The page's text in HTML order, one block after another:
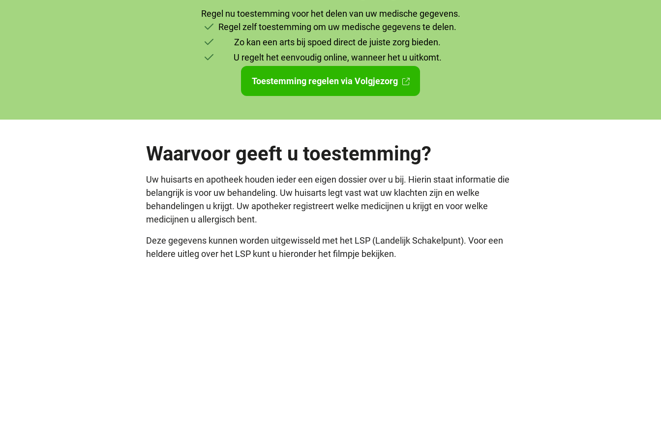
Regel nu toestemming voor het delen van uw medische gegevens.
Regel zelf toestemming om uw medische gegevens te delen.
Zo kan een arts bij spoed direct de juiste zorg bieden.
U regelt het eenvoudig online, wanneer het u uitkomt.
Toestemming regelen via Volgjezorg
Externe
Waarvoor geeft u toestemming?
Uw huisarts en apotheek houden ieder een eigen dossier over u bij. Hierin staat informatie die
belangrijk is voor uw behandeling. Uw huisarts legt vast wat uw klachten zijn en welke
behandelingen u krijgt. Uw apotheker registreert welke medicijnen u krijgt en voor welke
medicijnen u allergisch bent.
Deze gegevens kunnen worden uitgewisseld met het LSP (Landelijk Schakelpunt). Voor een
heldere uitleg over het LSP kunt u hieronder het filmpje bekijken.